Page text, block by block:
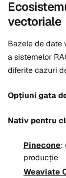
vectoriale
Bazele de date
a sistemelor
diferite cazuri
Opțiuni gata
Nativ pentru
Pinecone:
producție
Weaviate